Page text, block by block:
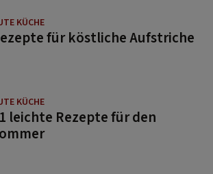
KÜCHE
für köstliche Aufstriche
KÜCHE
leichte Rezepte für den